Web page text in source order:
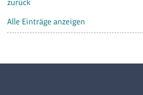
zurück
Alle Einträge anzeigen